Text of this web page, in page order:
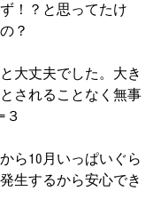
！？と思ってたけ
？
大丈夫でした。大き
されることなく無事
３
ら10月いっぱいぐら
生するから安心でき